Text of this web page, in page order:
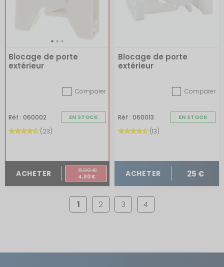
Blocage de porte
extérieur
Comparer
Réf : 060002 EN STOCK
(23)
ACHETER 8,90 €
4,90 €
Blocage de porte
extérieur
Comparer
Réf : 060013 EN STOCK
(13)
ACHETER 25 €
1 2 3 4